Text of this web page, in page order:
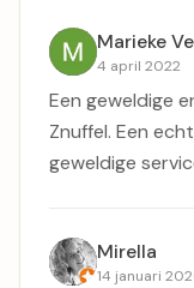
Marieke
4 april 2022
Een geweldige
Znuffel. Een
geweldige
Mirella
14 januari